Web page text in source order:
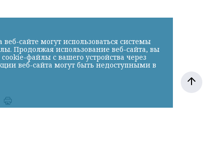
сайте могут использоваться системы
Продолжая использование веб-сайта, вы
файлы с вашего устройства через
веб-сайта могут быть недоступными в